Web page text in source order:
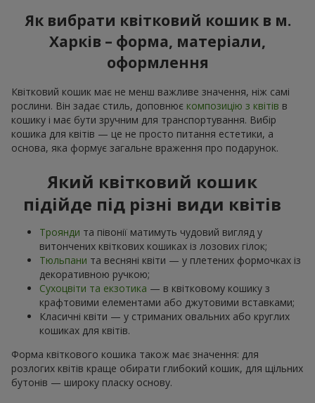
Як вибрати квітковий кошик в м.
Харків – форма, матеріали,
оформлення
Квітковий кошик має не менш важливе значення, ніж самі
рослини. Він задає стиль, доповнює композицію з квітів в
кошику і має бути зручним для транспортування. Вибір
кошика для квітів — це не просто питання естетики, а
основа, яка формує загальне враження про подарунок.
Який квітковий кошик
підійде під різні види квітів
Троянди та півонії матимуть чудовий вигляд у
витончених квіткових кошиках із лозових гілок;
Тюльпани та весняні квіти — у плетених формочках із
декоративною ручкою;
Сухоцвіти та екзотика — в квітковому кошику з
крафтовими елементами або джутовими вставками;
Класичні квіти — у стриманих овальних або круглих
кошиках для квітів.
Форма квіткового кошика також має значення: для
розлогих квітів краще обирати глибокий кошик, для щільних
бутонів — широку пласку основу.